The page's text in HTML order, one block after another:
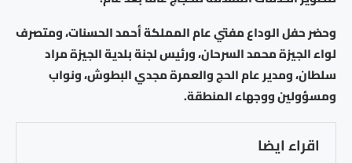
وحضر حفل الوداع مفتي عام المملكة أحمد الحسنات، ومتصرف
لواء الجيزة محمد السرحان، ورئيس لجنة بلدية الجيزة مراد
سلطان، ومدير عام الحج والعمرة مجدي البطوش، ونواب
ومسؤولين ووجهاء المنطقة.
اقراء ايضا